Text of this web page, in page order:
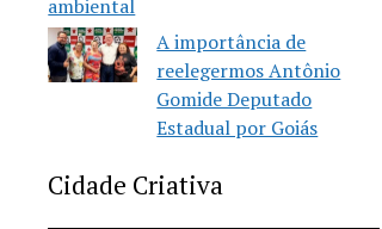
ambiental
A importância de
reelegermos Antônio
Gomide Deputado
Estadual por Goiás
Cidade Criativa